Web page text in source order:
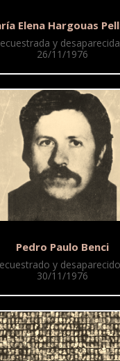
Elena Hargouas
y
26/11/1976
Pedro Paulo Benci
y
30/11/1976